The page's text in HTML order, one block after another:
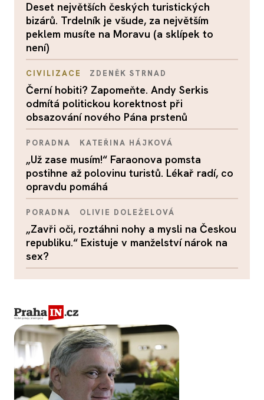
Deset největších českých turistických
bizárů. Trdelník je všude, za největším
peklem musíte na Moravu (a sklípek to
není)
CIVILIZACE ZDENĚK STRNAD
Černí hobiti? Zapomeňte. Andy Serkis
odmítá politickou korektnost při
obsazování nového Pána prstenů
PORADNA KATEŘINA HÁJKOVÁ
„Už zase musím!“ Faraonova pomsta
postihne až polovinu turistů. Lékař radí, co
opravdu pomáhá
PORADNA OLIVIE DOLEŽELOVÁ
„Zavři oči, roztáhni nohy a mysli na Českou
republiku.“ Existuje v manželství nárok na
sex?